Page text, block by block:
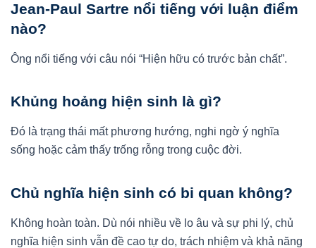
Jean-Paul Sartre nổi tiếng với luận điểm
nào?
Ông nổi tiếng với câu nói “Hiện hữu có trước bản chất”.
Khủng hoảng hiện sinh là gì?
Đó là trạng thái mất phương hướng, nghi ngờ ý nghĩa
sống hoặc cảm thấy trống rỗng trong cuộc đời.
Chủ nghĩa hiện sinh có bi quan không?
Không hoàn toàn. Dù nói nhiều về lo âu và sự phi lý, chủ
nghĩa hiện sinh vẫn đề cao tự do, trách nhiệm và khả năng